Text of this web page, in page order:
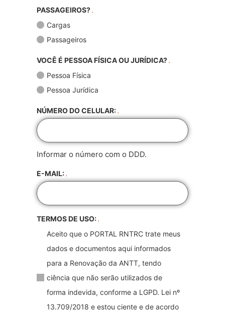
PASSAGEIROS? .
Cargas
Passageiros
VOCÊ É PESSOA FÍSICA OU JURÍDICA? .
Pessoa Física
Pessoa Jurídica
NÚMERO DO CELULAR: .
Informar o número com o DDD.
E-MAIL: .
TERMOS DE USO: .
Aceito que o PORTAL RNTRC trate meus
dados e documentos aqui informados
para a Renovação da ANTT, tendo
ciência que não serão utilizados de
forma indevida, conforme a LGPD. Lei nº
13.709/2018 e estou ciente e de acordo